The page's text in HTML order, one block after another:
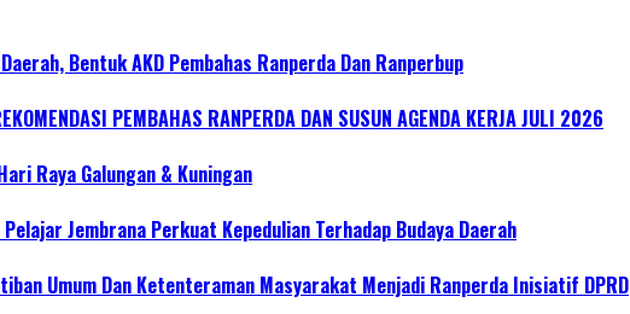
Bentuk AKD Pembahas Ranperda Dan Ranperbup
PEMBAHAS RANPERDA DAN SUSUN AGENDA KERJA JULI 2026
Raya Galungan & Kuningan
Pelajar Jembrana Perkuat Kepedulian Terhadap Budaya Daerah
Umum Dan Ketenteraman Masyarakat Menjadi Ranperda Inisiatif DPRD